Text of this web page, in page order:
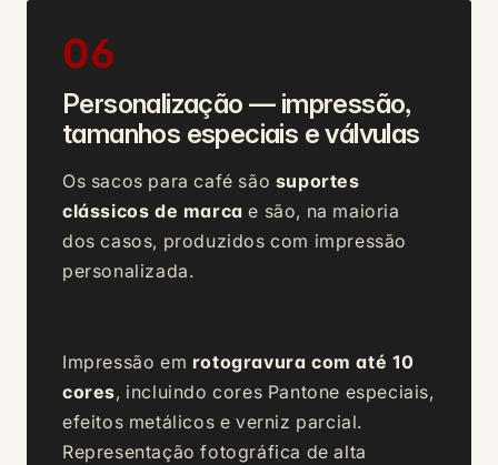
06
Personalização — impressão,
tamanhos especiais e válvulas
Os sacos para café são suportes
clássicos de marca e são, na maioria
dos casos, produzidos com impressão
personalizada.
Impressão em rotogravura com até 10
cores, incluindo cores Pantone especiais,
efeitos metálicos e verniz parcial.
Representação fotográfica de alta